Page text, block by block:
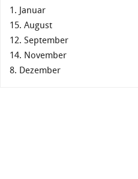
1. Januar
15. August
12. September
14. November
8. Dezember